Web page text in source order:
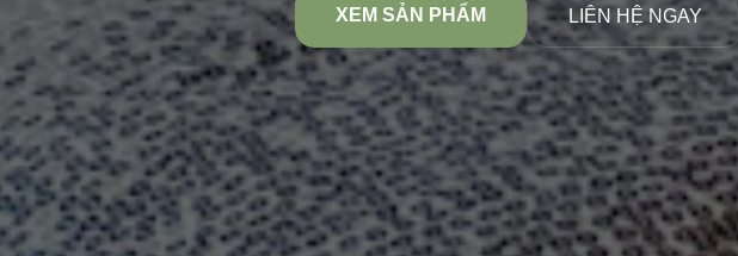
XEM SẢN PHẨM LIÊN HỆ NGAY